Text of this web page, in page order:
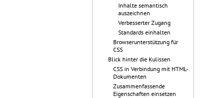
Inhalte semantisch
auszeichnen
Verbesserter Zugang
Standards einhalten
Browserunterstützung für
CSS
Blick hinter die Kulissen
CSS in Verbindung mit HTML-
Dokumenten
Zusammenfassende
Eigenschaften einsetzen